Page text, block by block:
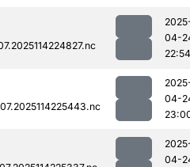
04-
22:54
04-
04-